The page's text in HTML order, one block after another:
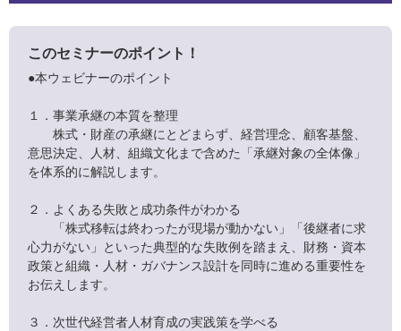
このセミナーのポイント！
●本ウェビナーのポイント
１．事業承継の本質を整理
株式・財産の承継にとどまらず、経営理念、顧客基盤、
意思決定、人材、組織文化まで含めた「承継対象の全体像」
を体系的に解説します。
２．よくある失敗と成功条件がわかる
「株式移転は終わったが現場が動かない」「後継者に求
心力がない」といった典型的な失敗例を踏まえ、財務・資本
政策と組織・人材・ガバナンス設計を同時に進める重要性を
お伝えします。
３．次世代経営者人材育成の実践策を学べる